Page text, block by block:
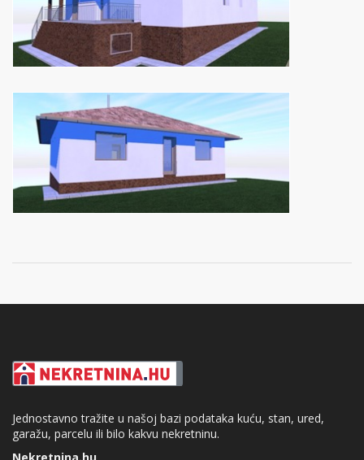
Jednostavno tražite u našoj bazi podataka kuću, stan, ured,
garažu, parcelu ili bilo kakvu nekretninu.
Nekretnina.hu